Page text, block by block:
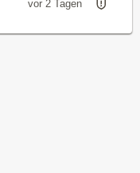
vor 2 Tagen